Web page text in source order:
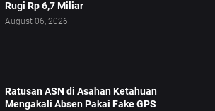
Rugi Rp 6,7 Miliar
August 06, 2026
Ratusan ASN di Asahan Ketahuan
Mengakali Absen Pakai Fake GPS